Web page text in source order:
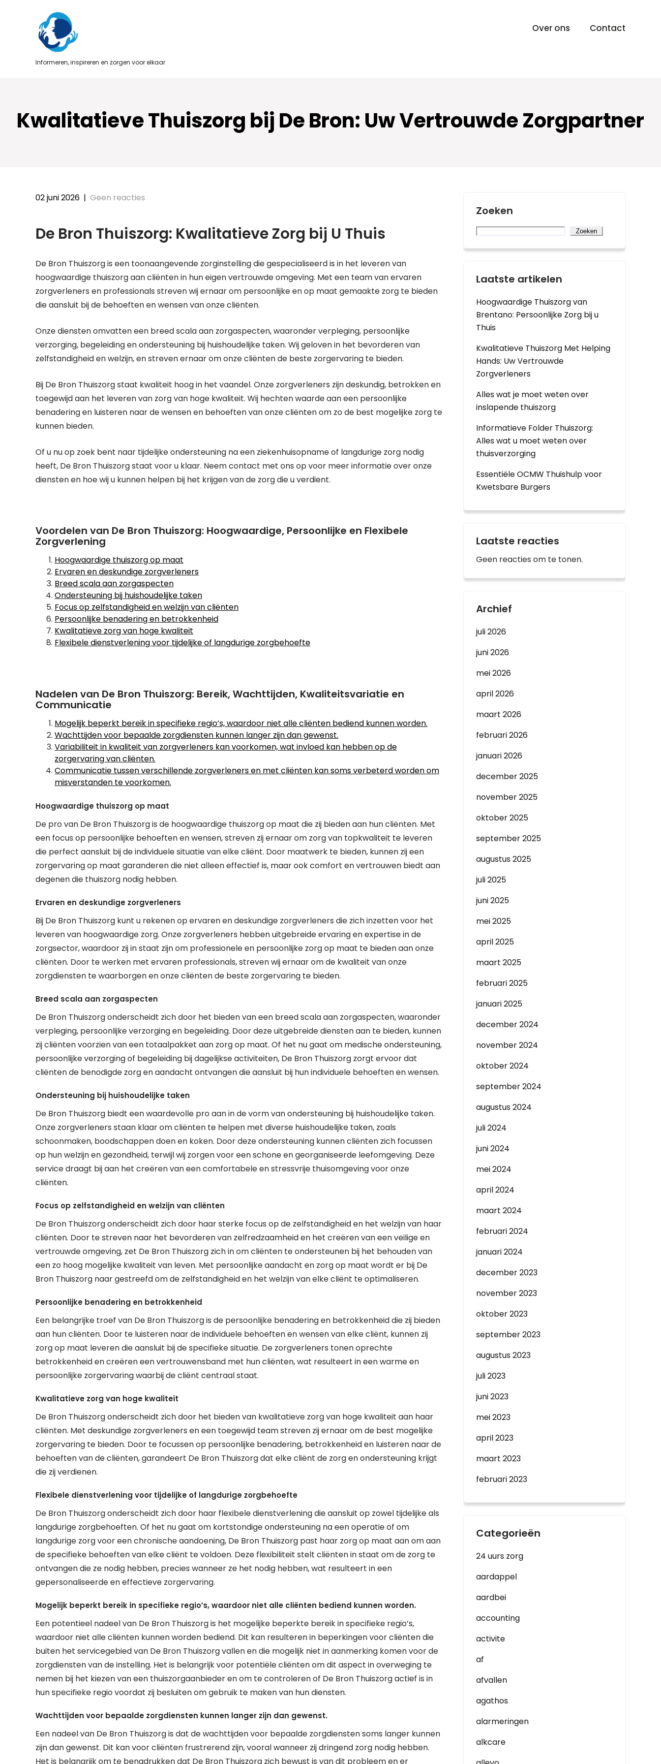
Informeren, inspireren en zorgen voor elkaar
Over ons Contact
Kwalitatieve Thuiszorg bij De Bron: Uw Vertrouwde Zorgpartner
02 juni 2026 | Geen reacties
De Bron Thuiszorg: Kwalitatieve Zorg bij U Thuis
De Bron Thuiszorg is een toonaangevende zorginstelling die gespecialiseerd is in het leveren van
hoogwaardige thuiszorg aan cliënten in hun eigen vertrouwde omgeving. Met een team van ervaren
zorgverleners en professionals streven wij ernaar om persoonlijke en op maat gemaakte zorg te bieden
die aansluit bij de behoeften en wensen van onze cliënten.
Onze diensten omvatten een breed scala aan zorgaspecten, waaronder verpleging, persoonlijke
verzorging, begeleiding en ondersteuning bij huishoudelijke taken. Wij geloven in het bevorderen van
zelfstandigheid en welzijn, en streven ernaar om onze cliënten de beste zorgervaring te bieden.
Bij De Bron Thuiszorg staat kwaliteit hoog in het vaandel. Onze zorgverleners zijn deskundig, betrokken en
toegewijd aan het leveren van zorg van hoge kwaliteit. Wij hechten waarde aan een persoonlijke
benadering en luisteren naar de wensen en behoeften van onze cliënten om zo de best mogelijke zorg te
kunnen bieden.
Of u nu op zoek bent naar tijdelijke ondersteuning na een ziekenhuisopname of langdurige zorg nodig
heeft, De Bron Thuiszorg staat voor u klaar. Neem contact met ons op voor meer informatie over onze
diensten en hoe wij u kunnen helpen bij het krijgen van de zorg die u verdient.
Voordelen van De Bron Thuiszorg: Hoogwaardige, Persoonlijke en Flexibele
Zorgverlening
Hoogwaardige thuiszorg op maat
Ervaren en deskundige zorgverleners
Breed scala aan zorgaspecten
Ondersteuning bij huishoudelijke taken
Focus op zelfstandigheid en welzijn van cliënten
Persoonlijke benadering en betrokkenheid
Kwalitatieve zorg van hoge kwaliteit
Flexibele dienstverlening voor tijdelijke of langdurige zorgbehoefte
Nadelen van De Bron Thuiszorg: Bereik, Wachttijden, Kwaliteitsvariatie en
Communicatie
Mogelijk beperkt bereik in specifieke regio’s, waardoor niet alle cliënten bediend kunnen worden.
Wachttijden voor bepaalde zorgdiensten kunnen langer zijn dan gewenst.
Variabiliteit in kwaliteit van zorgverleners kan voorkomen, wat invloed kan hebben op de
zorgervaring van cliënten.
Communicatie tussen verschillende zorgverleners en met cliënten kan soms verbeterd worden om
misverstanden te voorkomen.
Hoogwaardige thuiszorg op maat
De pro van De Bron Thuiszorg is de hoogwaardige thuiszorg op maat die zij bieden aan hun cliënten. Met
een focus op persoonlijke behoeften en wensen, streven zij ernaar om zorg van topkwaliteit te leveren
die perfect aansluit bij de individuele situatie van elke cliënt. Door maatwerk te bieden, kunnen zij een
zorgervaring op maat garanderen die niet alleen effectief is, maar ook comfort en vertrouwen biedt aan
degenen die thuiszorg nodig hebben.
Ervaren en deskundige zorgverleners
Bij De Bron Thuiszorg kunt u rekenen op ervaren en deskundige zorgverleners die zich inzetten voor het
leveren van hoogwaardige zorg. Onze zorgverleners hebben uitgebreide ervaring en expertise in de
zorgsector, waardoor zij in staat zijn om professionele en persoonlijke zorg op maat te bieden aan onze
cliënten. Door te werken met ervaren professionals, streven wij ernaar om de kwaliteit van onze
zorgdiensten te waarborgen en onze cliënten de beste zorgervaring te bieden.
Breed scala aan zorgaspecten
De Bron Thuiszorg onderscheidt zich door het bieden van een breed scala aan zorgaspecten, waaronder
verpleging, persoonlijke verzorging en begeleiding. Door deze uitgebreide diensten aan te bieden, kunnen
zij cliënten voorzien van een totaalpakket aan zorg op maat. Of het nu gaat om medische ondersteuning,
persoonlijke verzorging of begeleiding bij dagelijkse activiteiten, De Bron Thuiszorg zorgt ervoor dat
cliënten de benodigde zorg en aandacht ontvangen die aansluit bij hun individuele behoeften en wensen.
Ondersteuning bij huishoudelijke taken
De Bron Thuiszorg biedt een waardevolle pro aan in de vorm van ondersteuning bij huishoudelijke taken.
Onze zorgverleners staan klaar om cliënten te helpen met diverse huishoudelijke taken, zoals
schoonmaken, boodschappen doen en koken. Door deze ondersteuning kunnen cliënten zich focussen
op hun welzijn en gezondheid, terwijl wij zorgen voor een schone en georganiseerde leefomgeving. Deze
service draagt bij aan het creëren van een comfortabele en stressvrije thuisomgeving voor onze
cliënten.
Focus op zelfstandigheid en welzijn van cliënten
De Bron Thuiszorg onderscheidt zich door haar sterke focus op de zelfstandigheid en het welzijn van haar
cliënten. Door te streven naar het bevorderen van zelfredzaamheid en het creëren van een veilige en
vertrouwde omgeving, zet De Bron Thuiszorg zich in om cliënten te ondersteunen bij het behouden van
een zo hoog mogelijke kwaliteit van leven. Met persoonlijke aandacht en zorg op maat wordt er bij De
Bron Thuiszorg naar gestreefd om de zelfstandigheid en het welzijn van elke cliënt te optimaliseren.
Persoonlijke benadering en betrokkenheid
Een belangrijke troef van De Bron Thuiszorg is de persoonlijke benadering en betrokkenheid die zij bieden
aan hun cliënten. Door te luisteren naar de individuele behoeften en wensen van elke cliënt, kunnen zij
zorg op maat leveren die aansluit bij de specifieke situatie. De zorgverleners tonen oprechte
betrokkenheid en creëren een vertrouwensband met hun cliënten, wat resulteert in een warme en
persoonlijke zorgervaring waarbij de cliënt centraal staat.
Kwalitatieve zorg van hoge kwaliteit
De Bron Thuiszorg onderscheidt zich door het bieden van kwalitatieve zorg van hoge kwaliteit aan haar
cliënten. Met deskundige zorgverleners en een toegewijd team streven zij ernaar om de best mogelijke
zorgervaring te bieden. Door te focussen op persoonlijke benadering, betrokkenheid en luisteren naar de
behoeften van de cliënten, garandeert De Bron Thuiszorg dat elke cliënt de zorg en ondersteuning krijgt
die zij verdienen.
Flexibele dienstverlening voor tijdelijke of langdurige zorgbehoefte
De Bron Thuiszorg onderscheidt zich door haar flexibele dienstverlening die aansluit op zowel tijdelijke als
langdurige zorgbehoeften. Of het nu gaat om kortstondige ondersteuning na een operatie of om
langdurige zorg voor een chronische aandoening, De Bron Thuiszorg past haar zorg op maat aan om aan
de specifieke behoeften van elke cliënt te voldoen. Deze flexibiliteit stelt cliënten in staat om de zorg te
ontvangen die ze nodig hebben, precies wanneer ze het nodig hebben, wat resulteert in een
gepersonaliseerde en effectieve zorgervaring.
Mogelijk beperkt bereik in specifieke regio’s, waardoor niet alle cliënten bediend kunnen worden.
Een potentieel nadeel van De Bron Thuiszorg is het mogelijke beperkte bereik in specifieke regio’s,
waardoor niet alle cliënten kunnen worden bediend. Dit kan resulteren in beperkingen voor cliënten die
buiten het servicegebied van De Bron Thuiszorg vallen en die mogelijk niet in aanmerking komen voor de
zorgdiensten van de instelling. Het is belangrijk voor potentiële cliënten om dit aspect in overweging te
nemen bij het kiezen van een thuiszorgaanbieder en om te controleren of De Bron Thuiszorg actief is in
hun specifieke regio voordat zij besluiten om gebruik te maken van hun diensten.
Wachttijden voor bepaalde zorgdiensten kunnen langer zijn dan gewenst.
Een nadeel van De Bron Thuiszorg is dat de wachttijden voor bepaalde zorgdiensten soms langer kunnen
zijn dan gewenst. Dit kan voor cliënten frustrerend zijn, vooral wanneer zij dringend zorg nodig hebben.
Het is belangrijk om te benadrukken dat De Bron Thuiszorg zich bewust is van dit probleem en er
Zoeken
Zoeken
Laatste artikelen
Hoogwaardige Thuiszorg van
Brentano: Persoonlijke Zorg bij u
Thuis
Kwalitatieve Thuiszorg Met Helping
Hands: Uw Vertrouwde
Zorgverleners
Alles wat je moet weten over
inslapende thuiszorg
Informatieve Folder Thuiszorg:
Alles wat u moet weten over
thuisverzorging
Essentiële OCMW Thuishulp voor
Kwetsbare Burgers
Laatste reacties
Geen reacties om te tonen.
Archief
juli 2026
juni 2026
mei 2026
april 2026
maart 2026
februari 2026
januari 2026
december 2025
november 2025
oktober 2025
september 2025
augustus 2025
juli 2025
juni 2025
mei 2025
april 2025
maart 2025
februari 2025
januari 2025
december 2024
november 2024
oktober 2024
september 2024
augustus 2024
juli 2024
juni 2024
mei 2024
april 2024
maart 2024
februari 2024
januari 2024
december 2023
november 2023
oktober 2023
september 2023
augustus 2023
juli 2023
juni 2023
mei 2023
april 2023
maart 2023
februari 2023
Categorieën
24 uurs zorg
aardappel
aardbei
accounting
activite
af
afvallen
agathos
alarmeringen
alkcare